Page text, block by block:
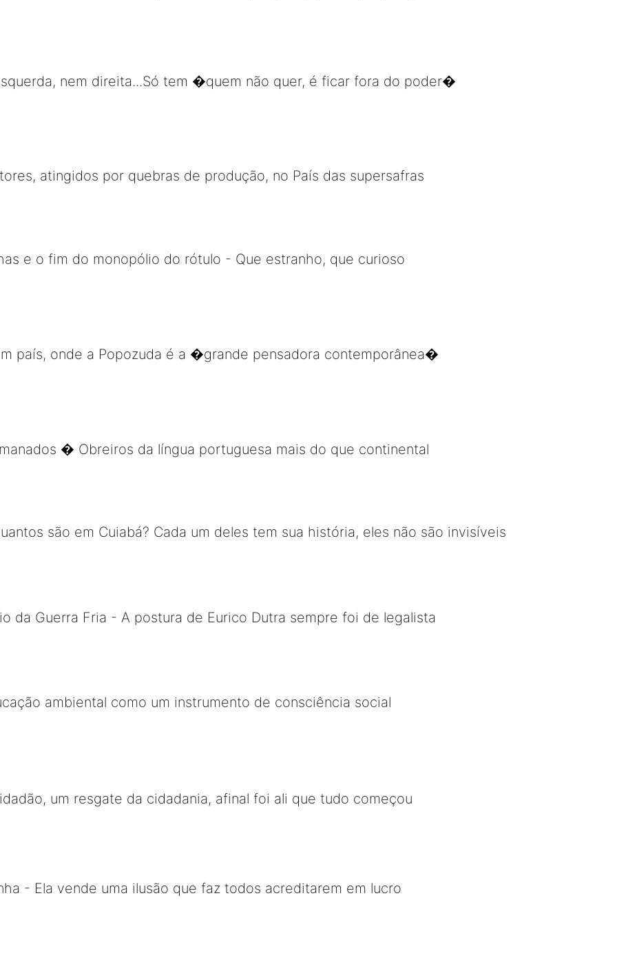
nem direita...Só tem �quem não quer, é ficar fora do poder�
atingidos por quebras de produção, no País das supersafras
e o fim do monopólio do rótulo - Que estranho, que curioso
país, onde a Popozuda é a �grande pensadora contemporânea�
� Obreiros da língua portuguesa mais do que continental
são em Cuiabá? Cada um deles tem sua história, eles não são invisíveis
da Guerra Fria - A postura de Eurico Dutra sempre foi de legalista
ambiental como um instrumento de consciência social
um resgate da cidadania, afinal foi ali que tudo começou
- Ela vende uma ilusão que faz todos acreditarem em lucro